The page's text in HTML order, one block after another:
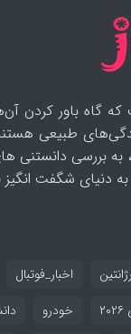
گاه باور کردن
طبیعی
به بررسی
دنیای شگفت
اخبار_فوتبال
خودرو